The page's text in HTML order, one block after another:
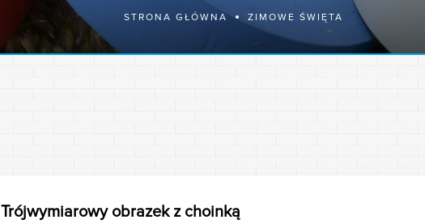
STRONA GŁÓWNA ZIMOWE ŚWIĘTA
Trójwymiarowy obrazek z choinką